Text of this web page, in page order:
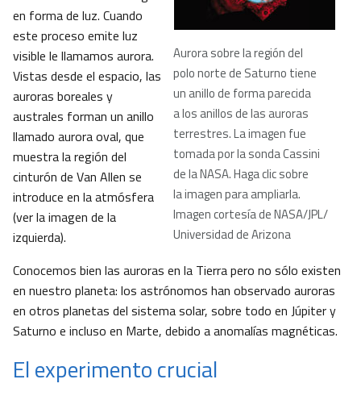
Aurora sobre la región del
polo norte de Saturno tiene
un anillo de forma parecida
a los anillos de las auroras
terrestres. La imagen fue
tomada por la sonda Cassini
de la NASA. Haga clic sobre
la imagen para ampliarla.
Imagen cortesía de NASA/JPL/
Universidad de Arizona
en forma de luz. Cuando
este proceso emite luz
visible le llamamos aurora.
Vistas desde el espacio, las
auroras boreales y
australes forman un anillo
llamado aurora oval, que
muestra la región del
cinturón de Van Allen se
introduce en la atmósfera
(ver la imagen de la
izquierda).
Conocemos bien las auroras en la Tierra pero no sólo existen
en nuestro planeta: los astrónomos han observado auroras
en otros planetas del sistema solar, sobre todo en Júpiter y
Saturno e incluso en Marte, debido a anomalías magnéticas.
El experimento crucial